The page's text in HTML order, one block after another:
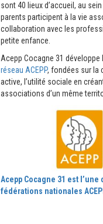
sont 40 lieux d’accueil, au
parents participent à la vie
collaboration avec les
petite enfance.
Acepp Cocagne 31 développe
réseau ACEPP, fondées sur la
active, l’utilité sociale en
associations d’un même
Acepp Cocagne 31 est l’une
fédérations nationales